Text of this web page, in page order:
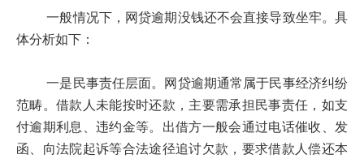
一般情况下，网贷逾期没钱还不会直接导致坐牢。具
体分析如下：
一是民事责任层面。网贷逾期通常属于民事经济纠纷
范畴。借款人未能按时还款，主要需承担民事责任，如支
付逾期利息、违约金等。出借方一般会通过电话催收、发
函、向法院起诉等合法途径追讨欠款，要求借款人偿还本